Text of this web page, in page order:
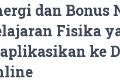
dan Bonus
Fisika
ke